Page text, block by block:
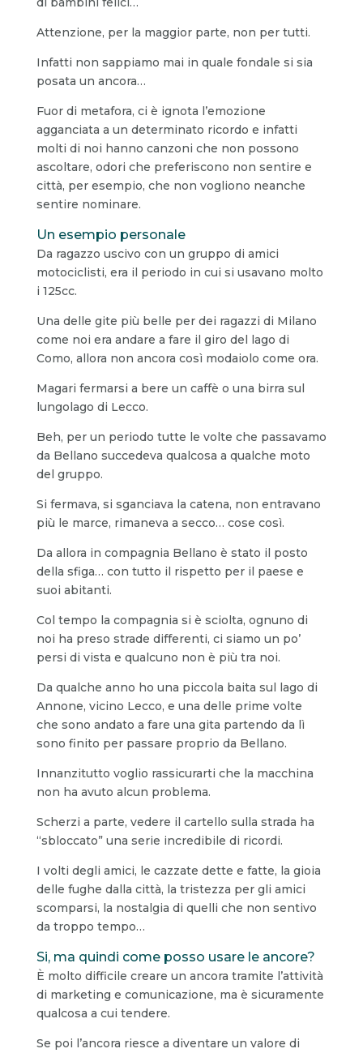
Attenzione, per la maggior parte, non per tutti.
Infatti non sappiamo mai in quale fondale si sia
posata un ancora…
Fuor di metafora, ci è ignota l’emozione
agganciata a un determinato ricordo e infatti
molti di noi hanno canzoni che non possono
ascoltare, odori che preferiscono non sentire e
città, per esempio, che non vogliono neanche
sentire nominare.
Un esempio personale
Da ragazzo uscivo con un gruppo di amici
motociclisti, era il periodo in cui si usavano molto
i 125cc.
Una delle gite più belle per dei ragazzi di Milano
come noi era andare a fare il giro del lago di
Como, allora non ancora così modaiolo come ora.
Magari fermarsi a bere un caffè o una birra sul
lungolago di Lecco.
Beh, per un periodo tutte le volte che passavamo
da Bellano succedeva qualcosa a qualche moto
del gruppo.
Si fermava, si sganciava la catena, non entravano
più le marce, rimaneva a secco… cose così.
Da allora in compagnia Bellano è stato il posto
della sfiga… con tutto il rispetto per il paese e
suoi abitanti.
Col tempo la compagnia si è sciolta, ognuno di
noi ha preso strade differenti, ci siamo un po’
persi di vista e qualcuno non è più tra noi.
Da qualche anno ho una piccola baita sul lago di
Annone, vicino Lecco, e una delle prime volte
che sono andato a fare una gita partendo da lì
sono finito per passare proprio da Bellano.
Innanzitutto voglio rassicurarti che la macchina
non ha avuto alcun problema.
Scherzi a parte, vedere il cartello sulla strada ha
“sbloccato” una serie incredibile di ricordi.
I volti degli amici, le cazzate dette e fatte, la gioia
delle fughe dalla città, la tristezza per gli amici
scomparsi, la nostalgia di quelli che non sentivo
da troppo tempo…
Si, ma quindi come posso usare le ancore?
È molto difficile creare un ancora tramite l’attività
di marketing e comunicazione, ma è sicuramente
qualcosa a cui tendere.
Se poi l’ancora riesce a diventare un valore di